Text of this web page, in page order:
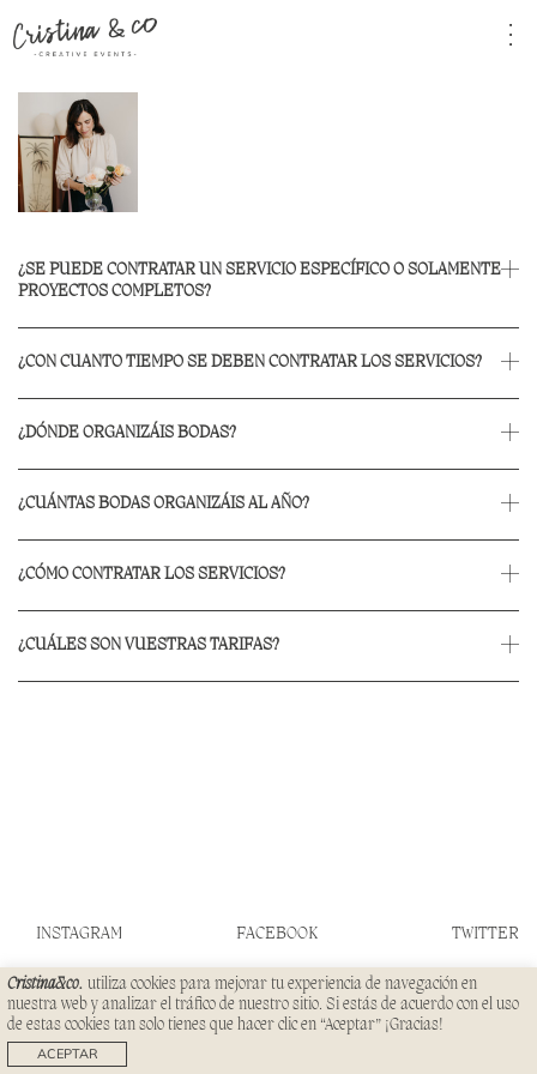
Cristina&co. utiliza cookies para mejorar tu experiencia de navegación en
nuestra web y analizar el tráfico de nuestro sitio. Si estás de acuerdo con el uso
de estas cookies tan solo tienes que hacer clic en “Aceptar” ¡Gracias!
ACEPTAR
¿SE PUEDE CONTRATAR UN SERVICIO ESPECÍFICO O SOLAMENTE
PROYECTOS COMPLETOS?
¿CON CUANTO TIEMPO SE DEBEN CONTRATAR LOS SERVICIOS?
¿DÓNDE ORGANIZÁIS BODAS?
¿CUÁNTAS BODAS ORGANIZÁIS AL AÑO?
¿CÓMO CONTRATAR LOS SERVICIOS?
¿CUÁLES SON VUESTRAS TARIFAS?
INSTAGRAM FACEBOOK TWITTER
CONTACTO
SERVICIOS
© CRISTINA&CO 2023
PRENSA